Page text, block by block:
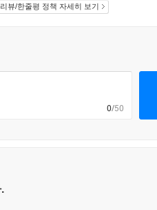
리뷰/한줄평 정책 자세히 보기
0/50